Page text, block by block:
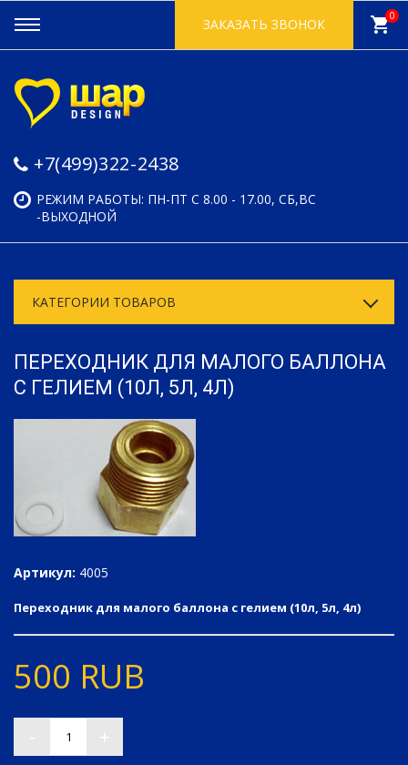
+7(499)322-2438
РЕЖИМ РАБОТЫ: ПН-ПТ С 8.00 - 17.00, СБ,ВС
-ВЫХОДНОЙ
ЗАКАЗАТЬ ЗВОНОК shopping_cart0
КАТЕГОРИИ ТОВАРОВ
ПЕРЕХОДНИК ДЛЯ МАЛОГО БАЛЛОНА
С ГЕЛИЕМ (10Л, 5Л, 4Л)
Артикул: 4005
Переходник для малого баллона с гелием (10л, 5л, 4л)
500 RUB